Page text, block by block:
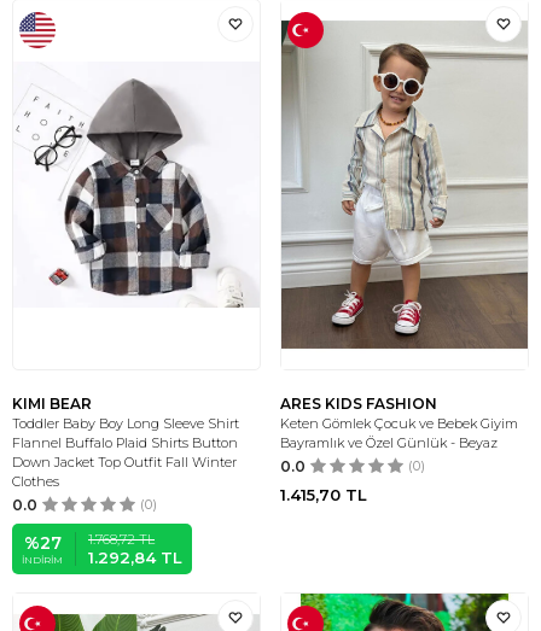
KIMI BEAR
Toddler Baby Boy Long Sleeve Shirt
Flannel Buffalo Plaid Shirts Button
Down Jacket Top Outfit Fall Winter
Clothes
0.0 (0)
%27
İNDIRIM
1.768,72TL
1.292,84TL
ARES KIDS FASHION
Keten Gömlek Çocuk ve Bebek Giyim
Bayramlık ve Özel Günlük - Beyaz
0.0 (0)
1.415,70 TL